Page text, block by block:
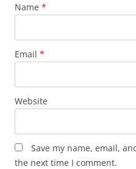
Name *
Email *
Website
Save my name, email,
the next time I comment.